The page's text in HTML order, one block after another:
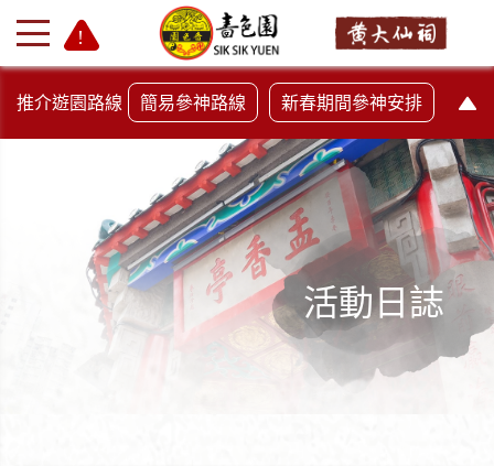
+
推介遊園路線 簡易參神路線 新春期間參神安排
活動日誌